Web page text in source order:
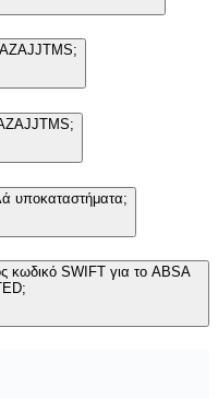
υποκαταστήματα;
κωδικό SWIFT για το ABSA